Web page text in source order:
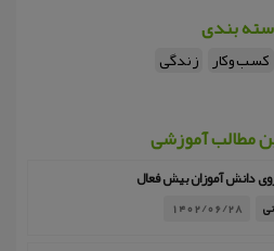
بندی
کسب وکار زندگی
مطالب آموزشی
دانش آموزان بیش فعال
1402/06/28